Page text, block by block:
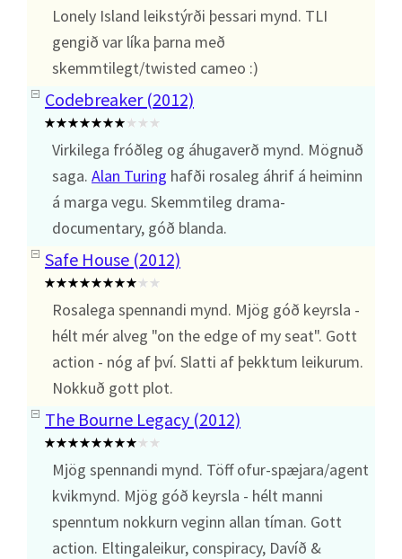
Lonely Island leikstýrði þessari mynd. TLI
gengið var líka þarna með
skemmtilegt/twisted cameo :)
Codebreaker (2012)
Virkilega fróðleg og áhugaverð mynd. Mögnuð
saga. Alan Turing hafði rosaleg áhrif á heiminn
á marga vegu. Skemmtileg drama-
documentary, góð blanda.
Safe House (2012)
Rosalega spennandi mynd. Mjög góð keyrsla -
hélt mér alveg "on the edge of my seat". Gott
action - nóg af því. Slatti af þekktum leikurum.
Nokkuð gott plot.
The Bourne Legacy (2012)
Mjög spennandi mynd. Töff ofur-spæjara/agent
kvikmynd. Mjög góð keyrsla - hélt manni
spenntum nokkurn veginn allan tíman. Gott
action. Eltingaleikur, conspiracy, Davíð &